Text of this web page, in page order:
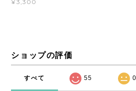
¥3,300
ショップの評価
すべて 55 0